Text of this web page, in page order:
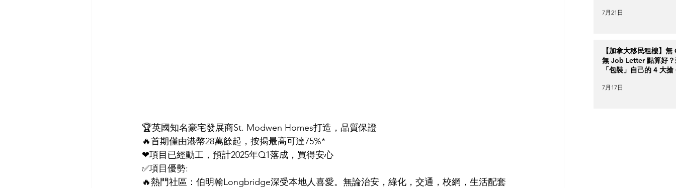
🏆英國知名豪宅發展商St. Modwen Homes打造，品質保證
🔥首期僅由港幣28萬餘起，按揭最高可達75%*
❤項目已經動工，預計2025年Q1落成，買得安心
✅項目優勢:
🔥熱門社區：伯明翰Longbridge深受本地人喜愛。無論治安，綠化，交通，校網，生活配套
7月21日
【加拿大移民租樓】
無 Job Letter 點算好
「包裝」自己的 4 大
7月17日